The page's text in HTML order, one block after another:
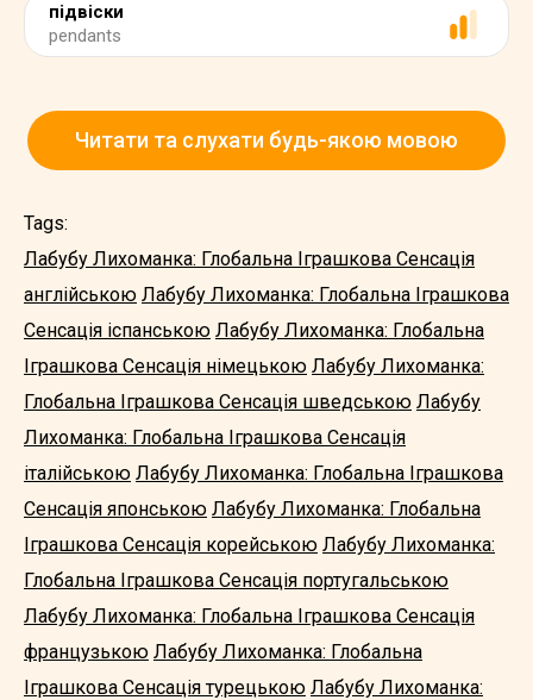
підвіски
pendants
Читати та слухати будь-якою мовою
Tags:
Лабубу Лихоманка: Глобальна Іграшкова Сенсація
англійською Лабубу Лихоманка: Глобальна Іграшкова
Сенсація іспанською Лабубу Лихоманка: Глобальна
Іграшкова Сенсація німецькою Лабубу Лихоманка:
Глобальна Іграшкова Сенсація шведською Лабубу
Лихоманка: Глобальна Іграшкова Сенсація
італійською Лабубу Лихоманка: Глобальна Іграшкова
Сенсація японською Лабубу Лихоманка: Глобальна
Іграшкова Сенсація корейською Лабубу Лихоманка:
Глобальна Іграшкова Сенсація португальською
Лабубу Лихоманка: Глобальна Іграшкова Сенсація
французькою Лабубу Лихоманка: Глобальна
Іграшкова Сенсація турецькою Лабубу Лихоманка: